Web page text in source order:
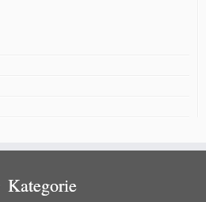
Kategorie